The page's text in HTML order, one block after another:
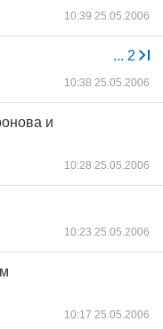
10:39 25.05.2006
... 2
10:38 25.05.2006
и
10:28 25.05.2006
10:23 25.05.2006
10:17 25.05.2006